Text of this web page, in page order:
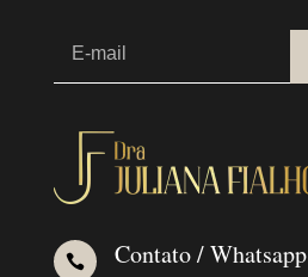
 Contato / Whatsapp